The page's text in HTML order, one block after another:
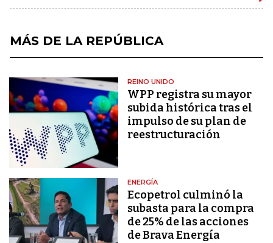
MÁS DE LA REPÚBLICA
REINO UNIDO
WPP registra su mayor
subida histórica tras el
impulso de su plan de
reestructuración
ENERGÍA
Ecopetrol culminó la
subasta para la compra
de 25% de las acciones
de Brava Energía